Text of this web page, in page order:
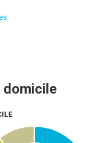
domicile